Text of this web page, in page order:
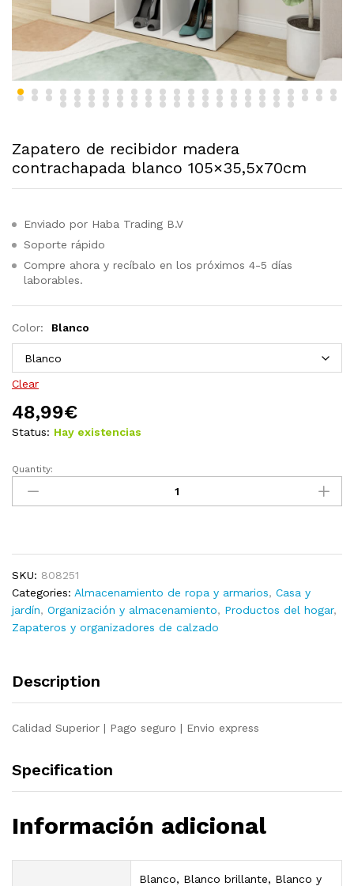
Zapatero de recibidor madera
contrachapada blanco 105×35,5x70cm
Enviado por Haba Trading B.V
Soporte rápido
Compre ahora y recíbalo en los próximos 4-5 días
laborables.
Color: Blanco
Clear
48,99€
Status: Hay existencias
Zapatero
recibidor
105x35,5x70cm
quantity
Quantity:
SKU: 808251
Categories: Almacenamiento de ropa y armarios, Casa y
jardín, Organización y almacenamiento, Productos del hogar,
Zapateros y organizadores de calzado
Description
Calidad Superior | Pago seguro | Envio express
Specification
Información adicional
Blanco, Blanco brillante, Blanco y